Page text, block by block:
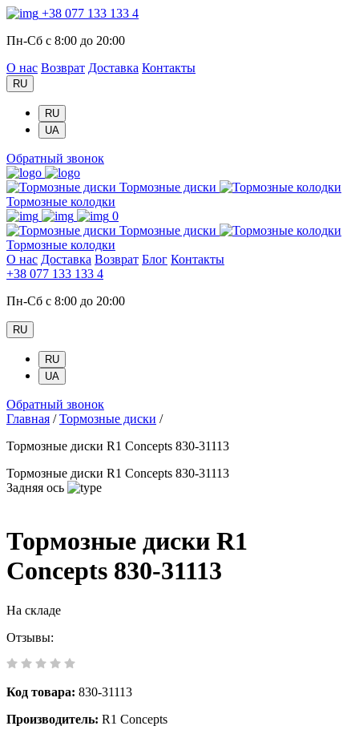
+38 077 133 133 4
Пн-Сб с 8:00 до 20:00
О нас Возврат Доставка Контакты
RU
RU
UA
Обратный звонок
Тормозные диски
Тормозные колодки
0
Тормозные диски
Тормозные колодки
О нас Доставка Возврат Блог Контакты
+38 077 133 133 4
Пн-Сб с 8:00 до 20:00
RU
RU
UA
Обратный звонок
Главная / Тормозные диски /
Тормозные диски R1 Concepts 830-31113
Тормозные диски R1 Concepts 830-31113
Задняя ось
Тормозные диски R1
Concepts 830-31113
На складе
Отзывы:
Код товара: 830-31113
Производитель: R1 Concepts